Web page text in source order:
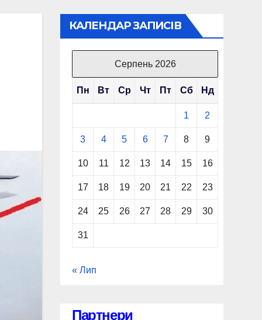
КАЛЕНДАР ЗАПИСІВ
Серпень 2026
Пн Вт Ср Чт Пт Сб Нд
1 2
3 4 5 6 7 8 9
10 11 12 13 14 15 16
17 18 19 20 21 22 23
24 25 26 27 28 29 30
31
« Лип
Партнери